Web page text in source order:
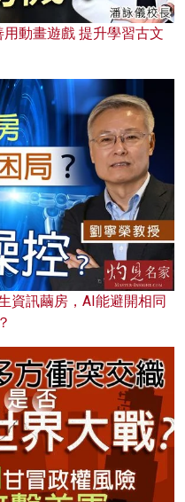
動畫遊戲 提升學習古文
資訊繭房，AI能避開相同